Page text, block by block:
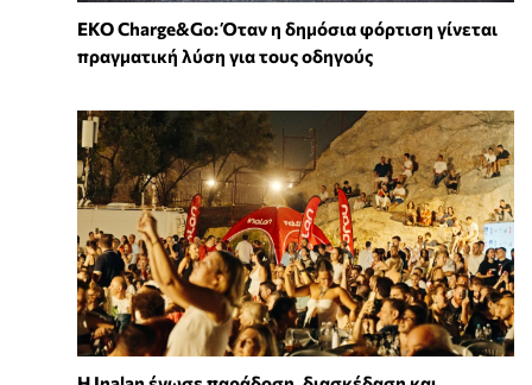
EKO Charge&Go: Όταν η δημόσια φόρτιση γίνεται
πραγματική λύση για τους οδηγούς